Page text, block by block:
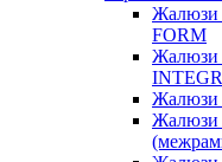
Жалюзи
FORM
Жалюзи
Жалюзи
Жалюзи